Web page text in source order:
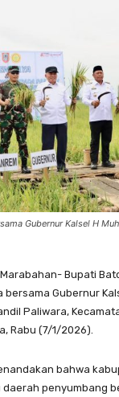
Gubernur Kalsel H
Marabahan- Bupati
Gubernur
Paliwara,
Rabu (7/1/2026).
bahwa
penyumbang